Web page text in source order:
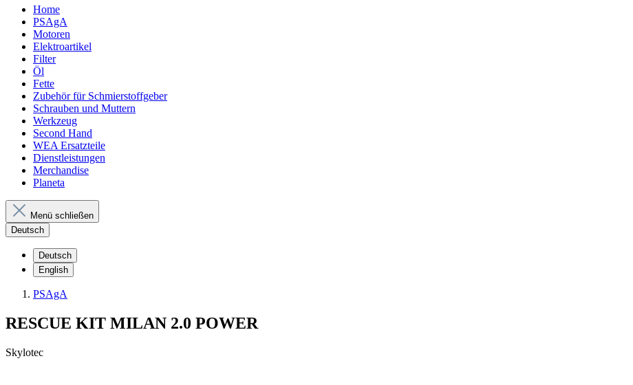
Home
PSAgA
Motoren
Elektroartikel
Filter
Öl
Fette
Zubehör für Schmierstoffgeber
Schrauben und Muttern
Werkzeug
Second Hand
WEA Ersatzteile
Dienstleistungen
Merchandise
Planeta
Menü schließen
Deutsch
Deutsch
English
PSAgA
RESCUE KIT MILAN 2.0 POWER
Skylotec